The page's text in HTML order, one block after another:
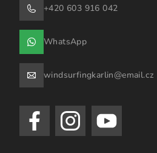
+420 603 916 042
WhatsApp
windsurfingkarlin@email.cz